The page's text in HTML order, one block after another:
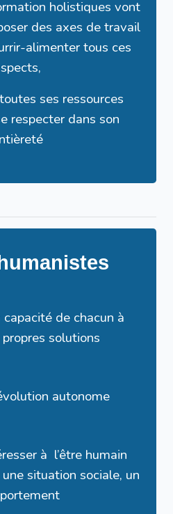
holistiques vont
des axes de travail
alimenter tous ces
ses ressources
respecter dans son
de chacun à
solutions
autonome
à l’être humain
situation sociale, un